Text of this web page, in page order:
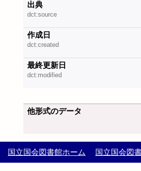
出典
dct:source
作成日
dct:created
最終更新日
dct:modified
他形式のデータ
国立国会図書館ホーム 国立国会図